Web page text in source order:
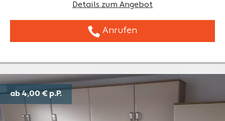
Details zum Angebot
Anrufen
ab 4,00 €p.P.